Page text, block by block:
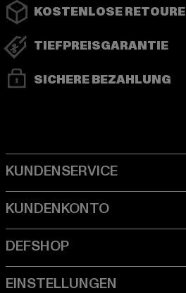
KOSTENLOSE RETOURE
TIEFPREISGARANTIE
SICHERE BEZAHLUNG